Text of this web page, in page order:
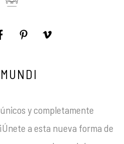
y completamente
a esta nueva forma de